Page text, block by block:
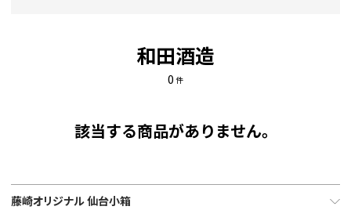
和田酒造
0 件
該当する商品がありません。
藤崎オリジナル 仙台小箱